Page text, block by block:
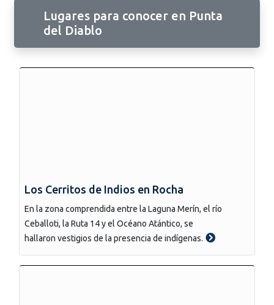
Lugares para conocer en Punta
del Diablo
Los Cerritos de Indios en Rocha
En la zona comprendida entre la Laguna Merín, el río
Ceballoti, la Ruta 14 y el Océano Atántico, se
hallaron vestigios de la presencia de indígenas.